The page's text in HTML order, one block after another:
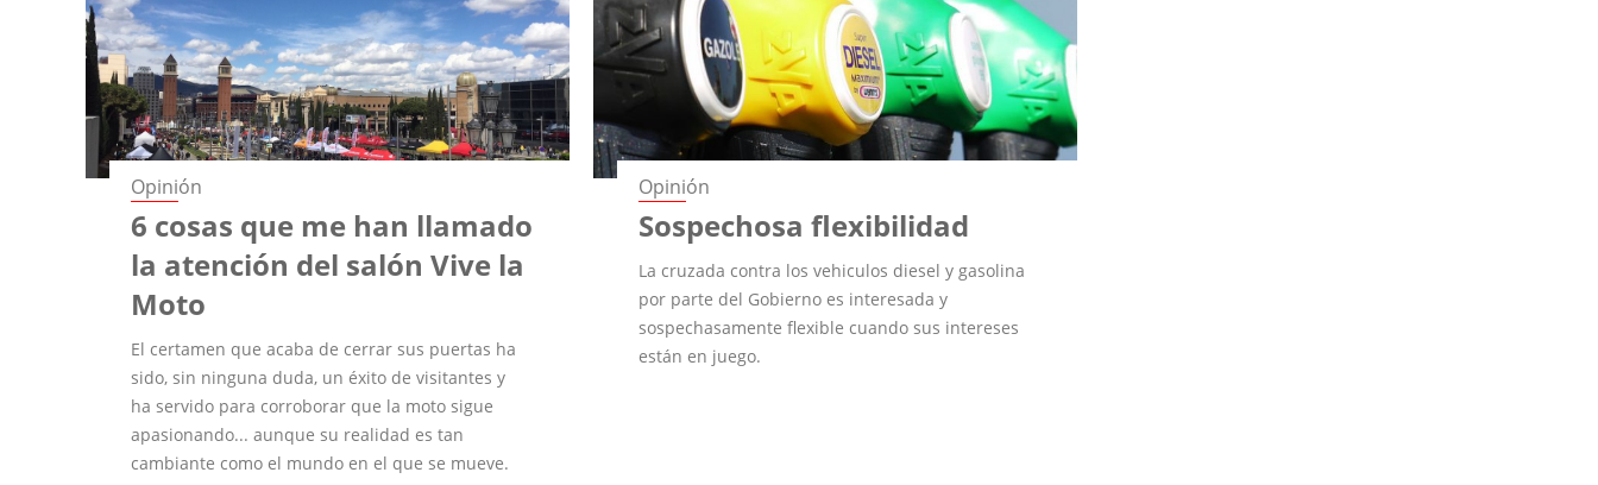
Opinión
6 cosas que me han llamado
la atención del salón Vive la
Moto
El certamen que acaba de cerrar sus puertas ha
sido, sin ninguna duda, un éxito de visitantes y
ha servido para corroborar que la moto sigue
apasionando... aunque su realidad es tan
cambiante como el mundo en el que se mueve.
Opinión
Sospechosa flexibilidad
La cruzada contra los vehiculos diesel y gasolina
por parte del Gobierno es interesada y
sospechasamente flexible cuando sus intereses
están en juego.